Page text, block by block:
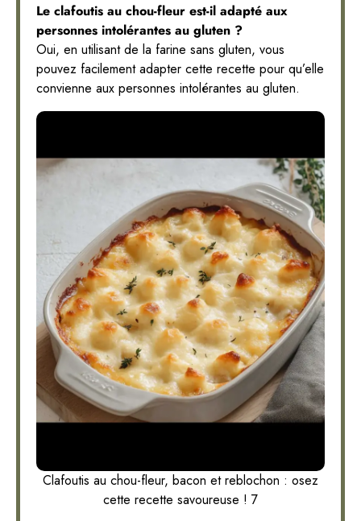
Le clafoutis au chou-fleur est-il adapté aux
personnes intolérantes au gluten ?
Oui, en utilisant de la farine sans gluten, vous
pouvez facilement adapter cette recette pour qu’elle
convienne aux personnes intolérantes au gluten.
Clafoutis au chou-fleur, bacon et reblochon : osez
cette recette savoureuse ! 7